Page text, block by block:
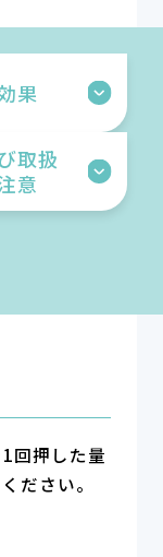
果
取扱
意
回押した量
ださい。